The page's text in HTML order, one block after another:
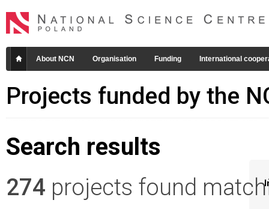
About NCN Organisation Funding International
Projects funded by the
Search results
274 projects found